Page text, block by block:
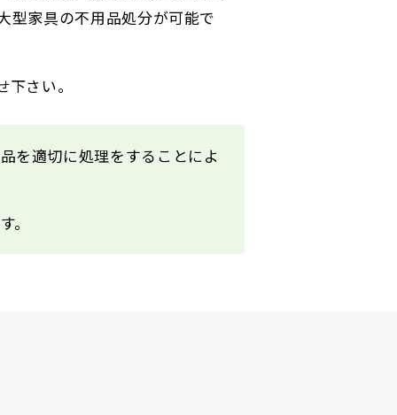
型家具の不用品処分が可能で
さい。
を適切に処理をすることによ
。